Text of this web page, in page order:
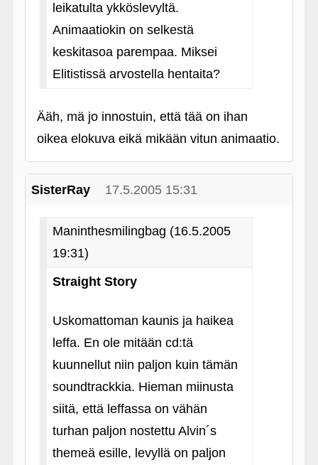
leikatulta ykköslevyltä.
Animaatiokin on selkestä
keskitasoa parempaa. Miksei
Elitistissä arvostella hentaita?
Ääh, mä jo innostuin, että tää on ihan
oikea elokuva eikä mikään vitun animaatio.
SisterRay 17.5.2005 15:31
Maninthesmilingbag (16.5.2005
19:31)
Straight Story
Uskomattoman kaunis ja haikea
leffa. En ole mitään cd:tä
kuunnellut niin paljon kuin tämän
soundtrackkia. Hieman miinusta
siitä, että leffassa on vähän
turhan paljon nostettu Alvin´s
themeä esille, levyllä on paljon